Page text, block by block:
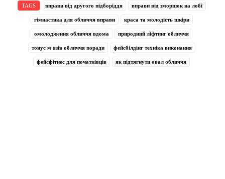
TAGS вправи від другого підборіддя вправи від зморшок на лобі
гімнастика для обличчя вправи краса та молодість шкіри
омолодження обличчя вдома природний ліфтинг обличчя
тонус м'язів обличчя поради фейсбілдінг техніка виконання
фейсфітнес для початківців як підтягнути овал обличчя